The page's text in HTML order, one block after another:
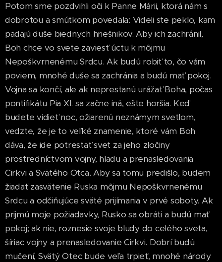
Potom sme pozdvihli oči k Panne Márii, ktorá nám s
dobrotou a smútkom povedala: Videli ste peklo, kam
padajú duše biednych hriešnikov. Aby ich zachránil,
Boh chce vo svete zaviesť úctu k môjmu
Nepoškvrnenému Srdcu. Ak budú robiť to, čo vám
poviem, mnohé duše sa zachránia a budú mať pokoj.
Vojna sa končí, ale ak neprestanú urážať Boha, počas
pontifikátu Pia XI. sa začne iná, ešte horšia. Keď
budete vidieť noc, ožiarenú neznámym svetlom,
vedzte, že je to veľké znamenie, ktoré vám Boh
dáva, že ide potrestať svet za jeho zločiny
prostredníctvom vojny, hladu a prenasledovania
Cirkvi a Svätého Otca. Aby sa tomu predišlo, budem
žiadať zasvätenie Ruska môjmu Nepoškvrnenému
Srdcu a odčiňujúce sväté prijímania v prvé soboty. Ak
prijmú moje požiadavky, Rusko sa obráti a budú mať
pokoj; ak nie, roznesie svoje bludy do celého sveta,
šíriac vojny a prenasledovanie Cirkvi. Dobrí budú
mučení, Svätý Otec bude veľa trpieť, mnohé národy